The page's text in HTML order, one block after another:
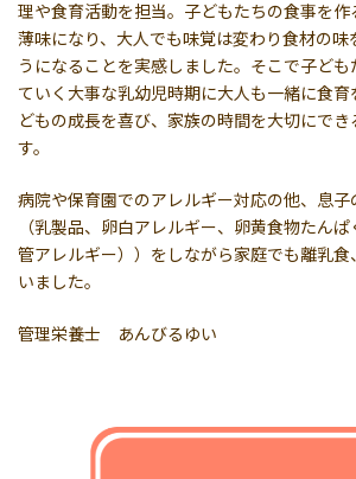
理や食育活動を担当。子どもたちの食事を作
薄味になり、大人でも味覚は変わり食材の味
うになることを実感しました。そこで子ども
ていく大事な乳幼児時期に大人も一緒に食
どもの成長を喜び、家族の時間を大切にで
す。
病院や保育園でのアレルギー対応の他、息
（乳製品、卵白アレルギー、卵黄食物たん
管アレルギー））をしながら家庭でも離乳食
いました。
管理栄養士 あんびるゆい